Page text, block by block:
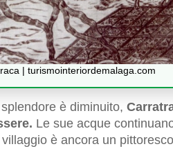
| turismointeriordemalaga.com
è diminuito,
Le sue acque
è ancora un